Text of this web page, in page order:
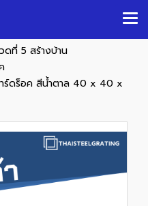
ดที่ 5 สร้างบ้าน
ร์ดร็อค สีน้ำตาล 40 x 40 x